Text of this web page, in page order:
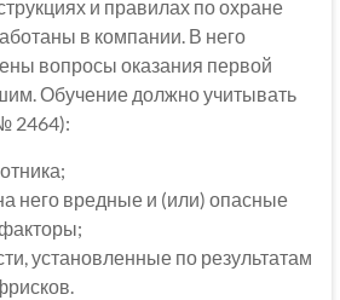
и правилах по охране
в компании. В него
вопросы оказания первой
Обучение должно учитывать
2464):
него вредные и (или) опасные
установленные по результатам